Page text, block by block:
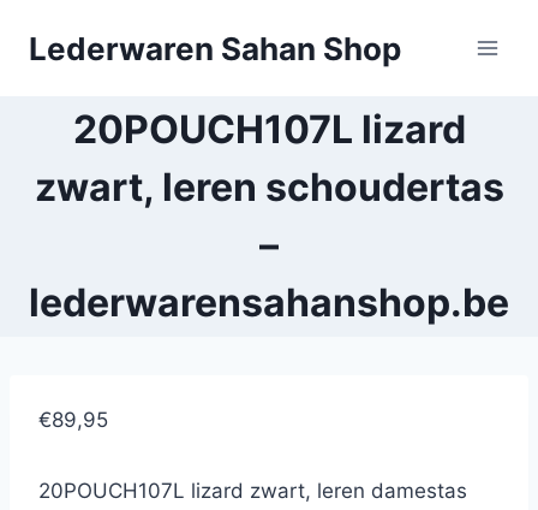
Lederwaren Sahan Shop
20POUCH107L lizard
zwart, leren schoudertas
–
lederwarensahanshop.be
€89,95
20POUCH107L lizard zwart, leren damestas